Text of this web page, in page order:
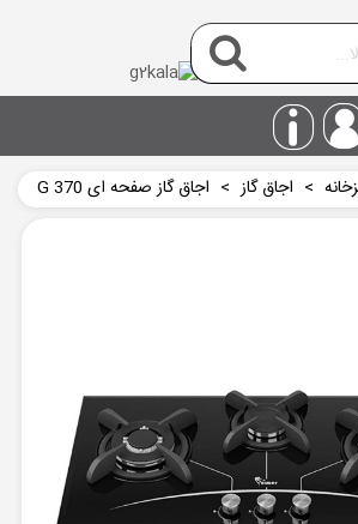
> اجاق گاز >
اجاق گاز صفحه ای G 370